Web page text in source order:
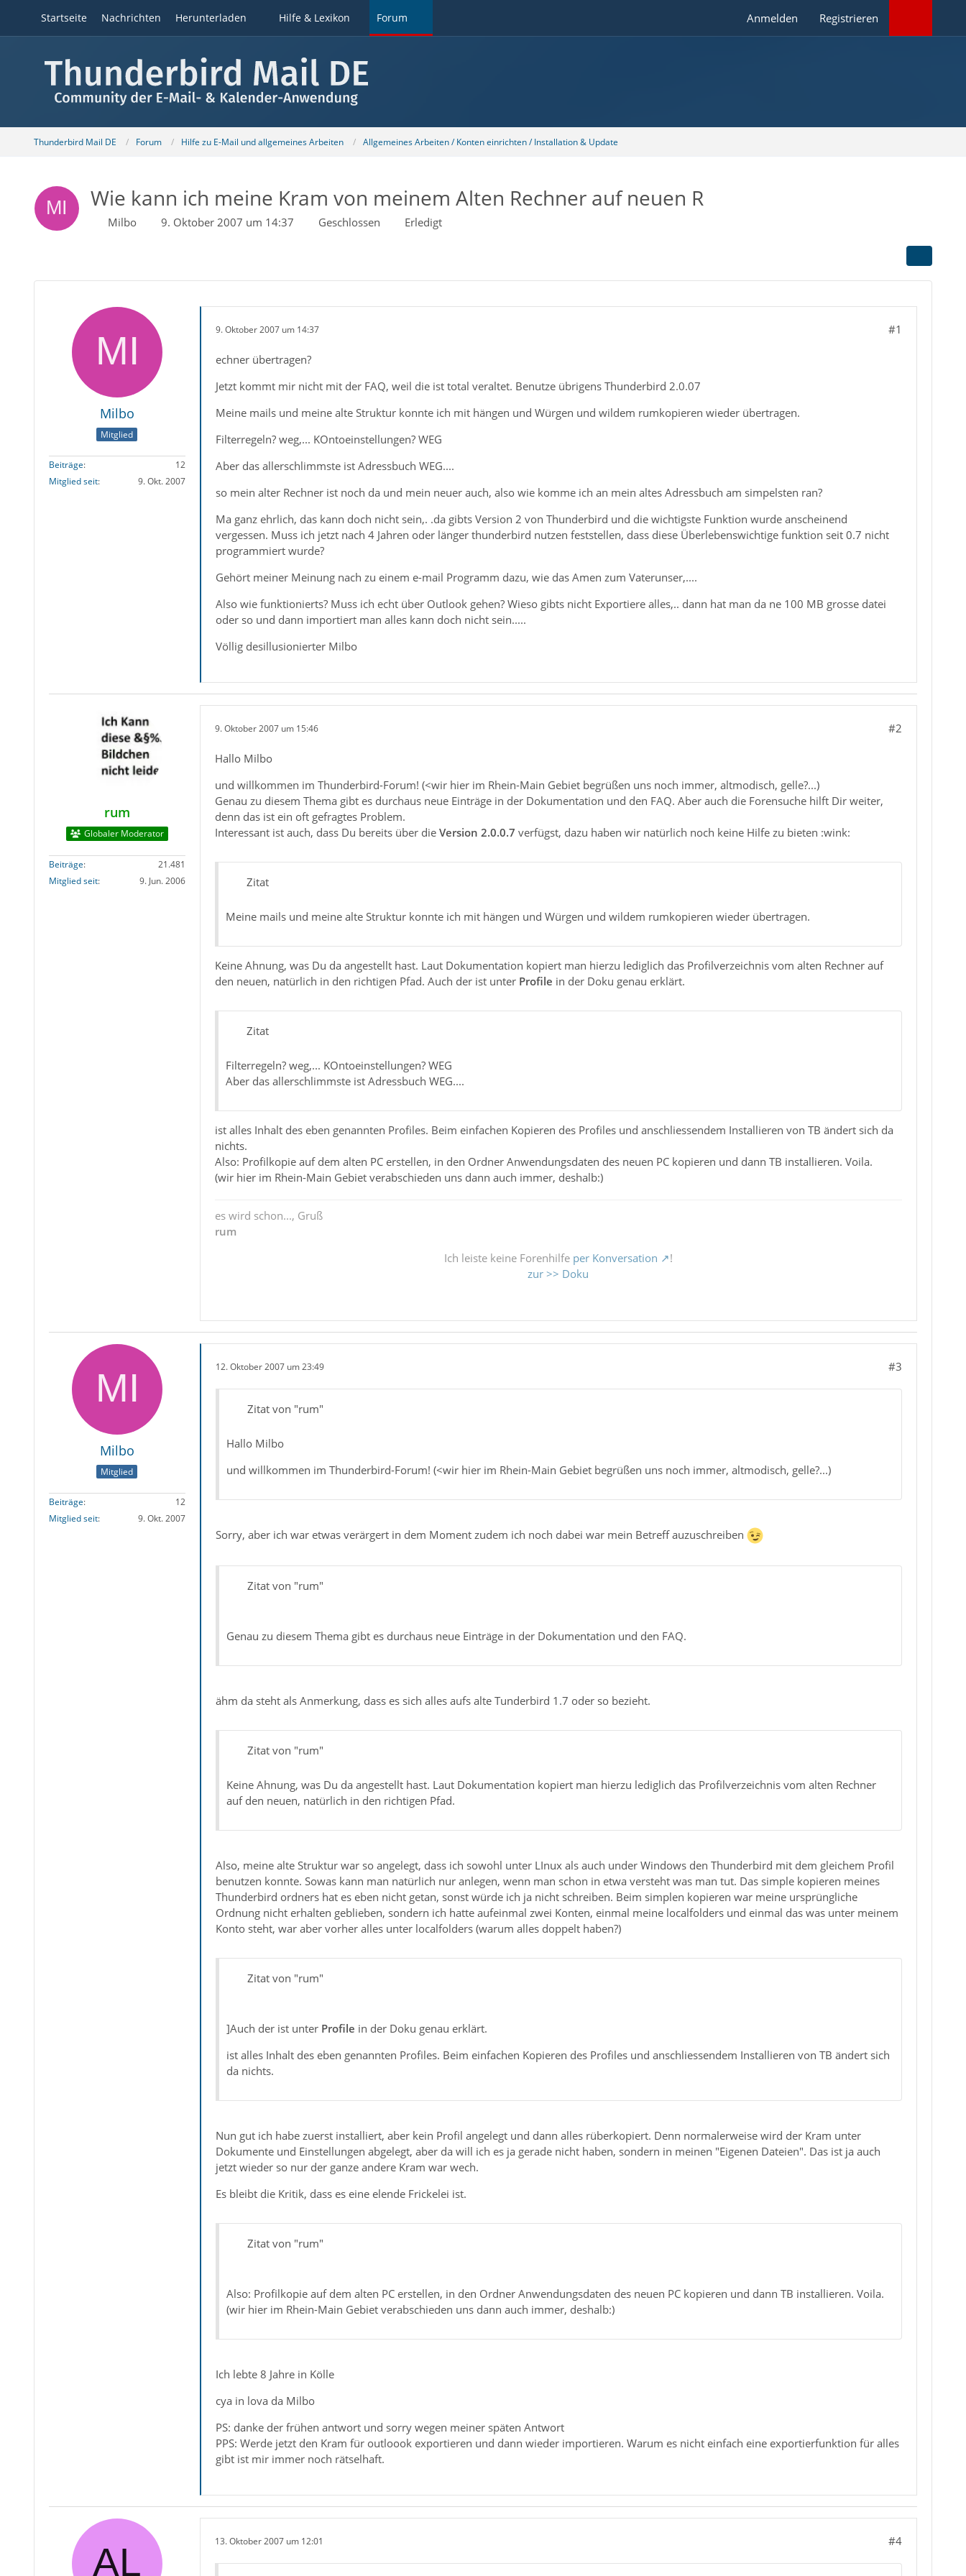
Startseite Nachrichten Herunterladen Hilfe & Lexikon Forum Anmelden Registrieren
Thunderbird Mail DE Forum Hilfe zu E-Mail und allgemeines Arbeiten Allgemeines Arbeiten / Konten einrichten / Installation & Update
Wie kann ich meine Kram von meinem Alten Rechner auf neuen R
Milbo 9. Oktober 2007 um 14:37 Geschlossen Erledigt
Milbo
Mitglied
Beiträge
12
Mitglied seit
9. Okt. 2007
9. Oktober 2007 um 14:37 #1
echner übertragen?
Jetzt kommt mir nicht mit der FAQ, weil die ist total veraltet. Benutze übrigens Thunderbird 2.0.07
Meine mails und meine alte Struktur konnte ich mit hängen und Würgen und wildem rumkopieren wieder übertragen.
Filterregeln? weg,... KOntoeinstellungen? WEG
Aber das allerschlimmste ist Adressbuch WEG....
so mein alter Rechner ist noch da und mein neuer auch, also wie komme ich an mein altes Adressbuch am simpelsten ran?
Ma ganz ehrlich, das kann doch nicht sein,. .da gibts Version 2 von Thunderbird und die wichtigste Funktion wurde anscheinend
vergessen. Muss ich jetzt nach 4 Jahren oder länger thunderbird nutzen feststellen, dass diese Überlebenswichtige funktion seit 0.7 nicht
programmiert wurde?
Gehört meiner Meinung nach zu einem e-mail Programm dazu, wie das Amen zum Vaterunser,....
Also wie funktionierts? Muss ich echt über Outlook gehen? Wieso gibts nicht Exportiere alles,.. dann hat man da ne 100 MB grosse datei
oder so und dann importiert man alles kann doch nicht sein.....
Völlig desillusionierter Milbo
rum
Globaler Moderator
Beiträge
21.481
Mitglied seit
9. Jun. 2006
9. Oktober 2007 um 15:46 #2
Hallo Milbo
und willkommen im Thunderbird-Forum! (<wir hier im Rhein-Main Gebiet begrüßen uns noch immer, altmodisch, gelle?...)
Genau zu diesem Thema gibt es durchaus neue Einträge in der Dokumentation und den FAQ. Aber auch die Forensuche hilft Dir weiter,
denn das ist ein oft gefragtes Problem.
Interessant ist auch, dass Du bereits über die Version 2.0.0.7 verfügst, dazu haben wir natürlich noch keine Hilfe zu bieten :wink:
Zitat
Meine mails und meine alte Struktur konnte ich mit hängen und Würgen und wildem rumkopieren wieder übertragen.
Keine Ahnung, was Du da angestellt hast. Laut Dokumentation kopiert man hierzu lediglich das Profilverzeichnis vom alten Rechner auf
den neuen, natürlich in den richtigen Pfad. Auch der ist unter Profile in der Doku genau erklärt.
Zitat
Filterregeln? weg,... KOntoeinstellungen? WEG
Aber das allerschlimmste ist Adressbuch WEG....
ist alles Inhalt des eben genannten Profiles. Beim einfachen Kopieren des Profiles und anschliessendem Installieren von TB ändert sich da
nichts.
Also: Profilkopie auf dem alten PC erstellen, in den Ordner Anwendungsdaten des neuen PC kopieren und dann TB installieren. Voila.
(wir hier im Rhein-Main Gebiet verabschieden uns dann auch immer, deshalb:)
es wird schon..., Gruß
rum
Ich leiste keine Forenhilfe per Konversation
!
zur >> Doku
Milbo
Mitglied
Beiträge
12
Mitglied seit
9. Okt. 2007
12. Oktober 2007 um 23:49 #3
Zitat von "rum"
Hallo Milbo
und willkommen im Thunderbird-Forum! (<wir hier im Rhein-Main Gebiet begrüßen uns noch immer, altmodisch, gelle?...)
Sorry, aber ich war etwas verärgert in dem Moment zudem ich noch dabei war mein Betreff auzuschreiben
Zitat von "rum"
Genau zu diesem Thema gibt es durchaus neue Einträge in der Dokumentation und den FAQ.
ähm da steht als Anmerkung, dass es sich alles aufs alte Tunderbird 1.7 oder so bezieht.
Zitat von "rum"
Keine Ahnung, was Du da angestellt hast. Laut Dokumentation kopiert man hierzu lediglich das Profilverzeichnis vom alten Rechner
auf den neuen, natürlich in den richtigen Pfad.
Also, meine alte Struktur war so angelegt, dass ich sowohl unter LInux als auch under Windows den Thunderbird mit dem gleichem Profil
benutzen konnte. Sowas kann man natürlich nur anlegen, wenn man schon in etwa versteht was man tut. Das simple kopieren meines
Thunderbird ordners hat es eben nicht getan, sonst würde ich ja nicht schreiben. Beim simplen kopieren war meine ursprüngliche
Ordnung nicht erhalten geblieben, sondern ich hatte aufeinmal zwei Konten, einmal meine localfolders und einmal das was unter meinem
Konto steht, war aber vorher alles unter localfolders (warum alles doppelt haben?)
Zitat von "rum"
]Auch der ist unter Profile in der Doku genau erklärt.
ist alles Inhalt des eben genannten Profiles. Beim einfachen Kopieren des Profiles und anschliessendem Installieren von TB ändert sich
da nichts.
Nun gut ich habe zuerst installiert, aber kein Profil angelegt und dann alles rüberkopiert. Denn normalerweise wird der Kram unter
Dokumente und Einstellungen abgelegt, aber da will ich es ja gerade nicht haben, sondern in meinen "Eigenen Dateien". Das ist ja auch
jetzt wieder so nur der ganze andere Kram war wech.
Es bleibt die Kritik, dass es eine elende Frickelei ist.
Zitat von "rum"
Also: Profilkopie auf dem alten PC erstellen, in den Ordner Anwendungsdaten des neuen PC kopieren und dann TB installieren. Voila.
(wir hier im Rhein-Main Gebiet verabschieden uns dann auch immer, deshalb:)
Ich lebte 8 Jahre in Kölle
cya in lova da Milbo
PS: danke der frühen antwort und sorry wegen meiner späten Antwort
PPS: Werde jetzt den Kram für outloook exportieren und dann wieder importieren. Warum es nicht einfach eine exportierfunktion für alles
gibt ist mir immer noch rätselhaft.
13. Oktober 2007 um 12:01 #4